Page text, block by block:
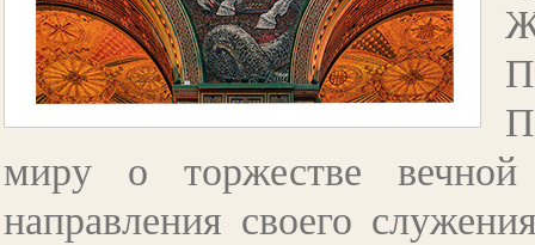
миру о торжестве
направления своего